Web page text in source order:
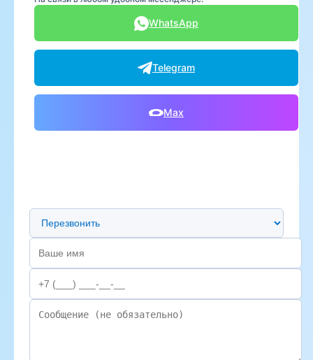
WhatsApp
Telegram
Max
Предпочтительный способ связи